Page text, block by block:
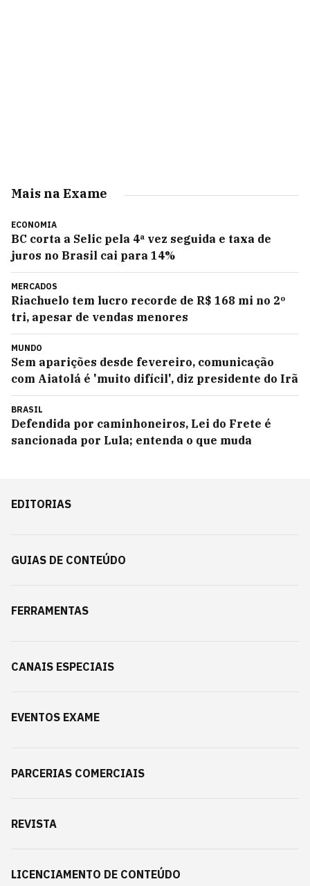
Mais na Exame
ECONOMIA
BC corta a Selic pela 4ª vez seguida e taxa de
juros no Brasil cai para 14%
MERCADOS
Riachuelo tem lucro recorde de R$ 168 mi no 2º
tri, apesar de vendas menores
MUNDO
Sem aparições desde fevereiro, comunicação
com Aiatolá é 'muito difícil', diz presidente do Irã
BRASIL
Defendida por caminhoneiros, Lei do Frete é
sancionada por Lula; entenda o que muda
EDITORIAS
GUIAS DE CONTEÚDO
FERRAMENTAS
CANAIS ESPECIAIS
EVENTOS EXAME
PARCERIAS COMERCIAIS
REVISTA
LICENCIAMENTO DE CONTEÚDO